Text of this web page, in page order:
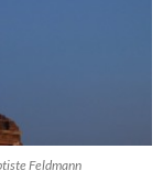
Feldmann